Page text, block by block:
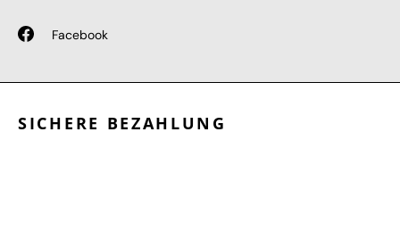
Facebook
SICHERE BEZAHLUNG